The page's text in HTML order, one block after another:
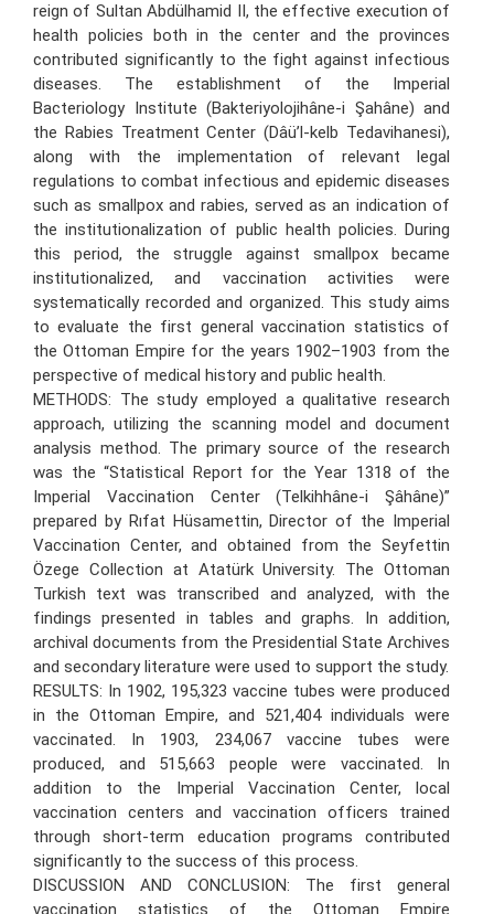
reign of Sultan Abdülhamid II, the effective execution of
health policies both in the center and the provinces
contributed significantly to the fight against infectious
diseases. The establishment of the Imperial
Bacteriology Institute (Bakteriyolojihâne-i Şahâne) and
the Rabies Treatment Center (Dâü’l-kelb Tedavihanesi),
along with the implementation of relevant legal
regulations to combat infectious and epidemic diseases
such as smallpox and rabies, served as an indication of
the institutionalization of public health policies. During
this period, the struggle against smallpox became
institutionalized, and vaccination activities were
systematically recorded and organized. This study aims
to evaluate the first general vaccination statistics of
the Ottoman Empire for the years 1902–1903 from the
perspective of medical history and public health.
METHODS: The study employed a qualitative research
approach, utilizing the scanning model and document
analysis method. The primary source of the research
was the “Statistical Report for the Year 1318 of the
Imperial Vaccination Center (Telkihhâne-i Şâhâne)”
prepared by Rıfat Hüsamettin, Director of the Imperial
Vaccination Center, and obtained from the Seyfettin
Özege Collection at Atatürk University. The Ottoman
Turkish text was transcribed and analyzed, with the
findings presented in tables and graphs. In addition,
archival documents from the Presidential State Archives
and secondary literature were used to support the study.
RESULTS: In 1902, 195,323 vaccine tubes were produced
in the Ottoman Empire, and 521,404 individuals were
vaccinated. In 1903, 234,067 vaccine tubes were
produced, and 515,663 people were vaccinated. In
addition to the Imperial Vaccination Center, local
vaccination centers and vaccination officers trained
through short-term education programs contributed
significantly to the success of this process.
DISCUSSION AND CONCLUSION: The first general
vaccination statistics of the Ottoman Empire